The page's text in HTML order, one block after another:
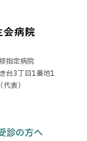
指定病院
台3丁目1番地1
表）
診の方へ